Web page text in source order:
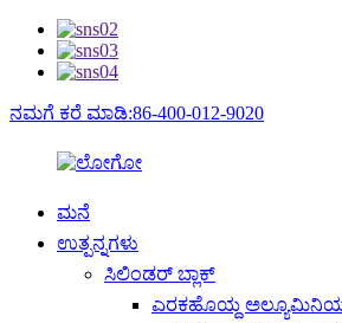
ನಮಗೆ ಕರೆ ಮಾಡಿ:86-400-012-9020
ಮನೆ
ಉತ್ಪನ್ನಗಳು
ಸಿಲಿಂಡರ್ ಬ್ಲಾಕ್
ಎರಕಹೊಯ್ದ